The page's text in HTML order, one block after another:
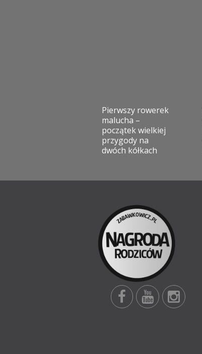
Pierwszy rowerek
malucha –
początek wielkiej
przygody na
dwóch kółkach